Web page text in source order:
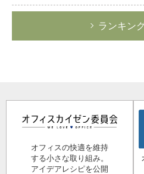
ランキン
オフィスの快適を維持
する小さな取り組み。
アイデアレシピを公開